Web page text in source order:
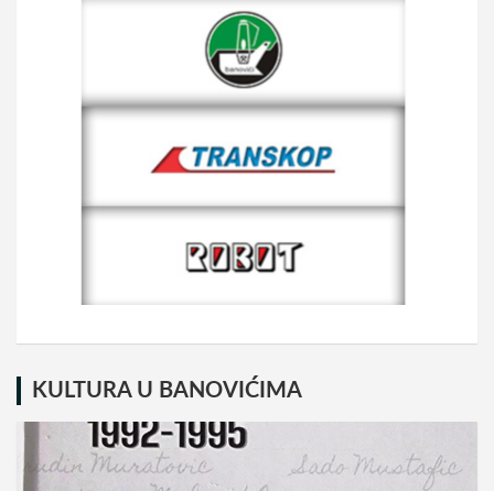
KULTURA U BANOVIĆIMA